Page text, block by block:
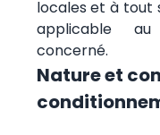
locales et à tout
applicable au
concerné.
Nature et